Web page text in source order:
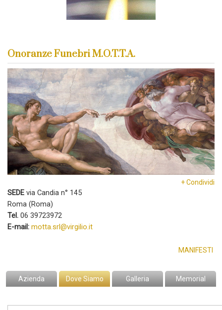
Onoranze Funebri M.O.T.T.A.
+ Condividi
SEDE via Candia n° 145
Roma (Roma)
Tel. 06 39723972
E-mail: motta.srl@virgilio.it
MANIFESTI
Azienda Dove Siamo Galleria Memorial